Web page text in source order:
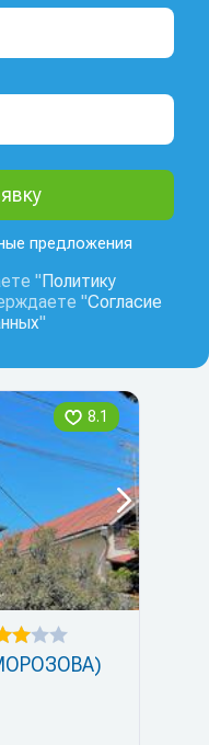
предложения
"Политику
"Согласие
"
8.1